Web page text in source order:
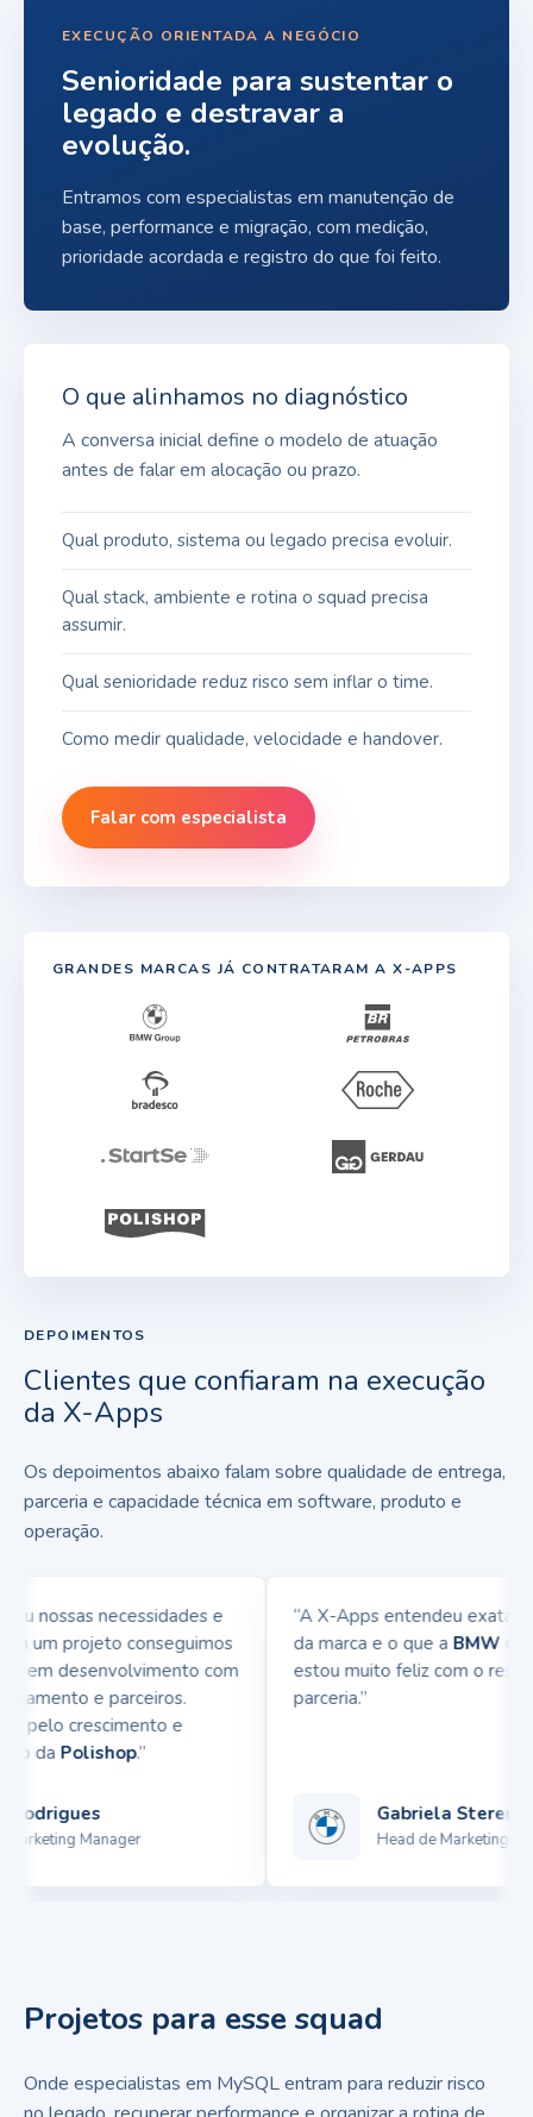
EXECUÇÃO ORIENTADA A NEGÓCIO
Senioridade para sustentar o
legado e destravar a
evolução.
Entramos com especialistas em manutenção de
base, performance e migração, com medição,
prioridade acordada e registro do que foi feito.
O que alinhamos no diagnóstico
A conversa inicial define o modelo de atuação
antes de falar em alocação ou prazo.
Qual produto, sistema ou legado precisa evoluir.
Qual stack, ambiente e rotina o squad precisa
assumir.
Qual senioridade reduz risco sem inflar o time.
Como medir qualidade, velocidade e handover.
Falar com especialista
GRANDES MARCAS JÁ CONTRATARAM A X-APPS
DEPOIMENTOS
Clientes que confiaram na execução
da X-Apps
Os depoimentos abaixo falam sobre qualidade de entrega,
parceria e capacidade técnica em software, produto e
operação.
nossas necessidades e
um projeto conseguimos
em desenvolvimento com
e parceiros.
crescimento e
daPolishop.”
Manager
“A X-Apps entendeu
da marca e o que aBMW
estou muito feliz com o
parceria.”
Gabriela Sterenberg
Head de Marketing
Projetos para esse squad
Onde especialistas em MySQL entram para reduzir risco